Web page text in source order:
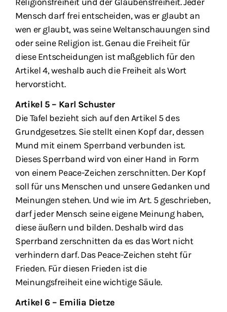
Mensch darf frei entscheiden, was er glaubt an
wen er glaubt, was seine Weltanschauungen sind
oder seine Religion ist. Genau die Freiheit für
diese Entscheidungen ist maßgeblich für den
Artikel 4, weshalb auch die Freiheit als Wort
hervorsticht.
Artikel 5 – Karl Schuster
Die Tafel bezieht sich auf den Artikel 5 des
Grundgesetzes. Sie stellt einen Kopf dar, dessen
Mund mit einem Sperrband verbunden ist.
Dieses Sperrband wird von einer Hand in Form
von einem Peace-Zeichen zerschnitten. Der Kopf
soll für uns Menschen und unsere Gedanken und
Meinungen stehen. Und wie im Art. 5 geschrieben,
darf jeder Mensch seine eigene Meinung haben,
diese äußern und bilden. Deshalb wird das
Sperrband zerschnitten da es das Wort nicht
verhindern darf. Das Peace-Zeichen steht für
Frieden. Für diesen Frieden ist die
Meinungsfreiheit eine wichtige Säule.
Artikel 6 – Emilia Dietze